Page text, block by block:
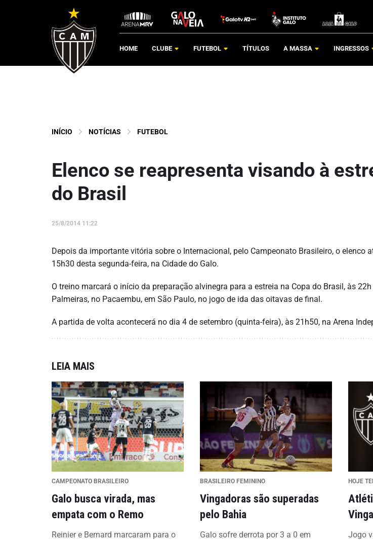
HOME CLUBE FUTEBOL TÍTULOS A MASSA INGRESSOS
INÍCIO NOTÍCIAS FUTEBOL
Elenco se reapresenta visando à
do Brasil
25/8/2014 11:22
Depois da importante vitória sobre o Internacional, pelo Campeonato Brasileiro, o elenco
15h30 desta segunda-feira, na Cidade do Galo.
O treino marcará o início da preparação alvinegra para a estreia na Copa do Brasil, às
Palmeiras, no Pacaembu, em São Paulo, no jogo de ida das oitavas de final.
A partida de volta acontecerá no dia 4 de setembro (quinta-feira), às 21h50, na Arena
LEIA MAIS
CAMPEONATO BRASILEIRO
Galo busca virada, mas
empata com o Remo
Reinier e Bernard marcaram para o
BRASILEIRO FEMININO
Vingadoras são superadas
pelo Bahia
Galo sofre derrota por 3 a 0 em
HOJE
Jogo